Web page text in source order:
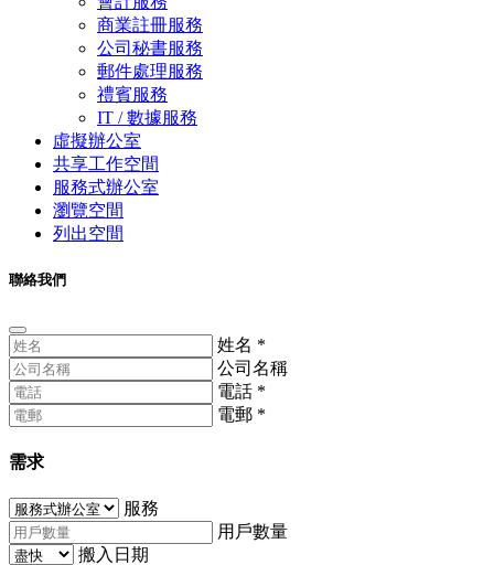
商業註冊服務
公司秘書服務
郵件處理服務
禮賓服務
IT / 數據服務
虛擬辦公室
共享工作空間
服務式辦公室
瀏覽空間
列出空間
聯絡我們
姓名 *
公司名稱
電話 *
電郵 *
需求
服務
用戶數量
搬入日期